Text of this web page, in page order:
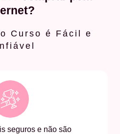
Curso é Fácil e
seguros e não são